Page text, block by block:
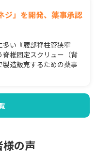
ジ」を開発、薬事承認
い『腰部脊柱管狭窄
椎固定スクリュー（背
造販売するための薬事
様の声